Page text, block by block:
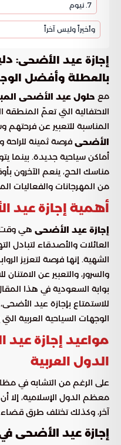
7. نيوم
وأخيراً وليس آخراً
إجازة عيد الأضحى:
بالعطلة وأفضل
مع حلول عيد الأضحى
الاحتفالية التي تعمّ
المناسبة للتعبير عن فرحتهم
الأضحى فرصة ثمينة للراحة
أماكن سياحية جديدة. بينما
مناسك الحج، ينعم الآخرون
من المهرجانات والفعاليات
أهمية إجازة عيد
إجازة عيد الأضحى هي وقت
العائلات والأصدقاء لتبادل
الشهية. إنها فرصة لتعزيز
والسرور، والتعبير عن
بوابة السعودية في هذا
للاستمتاع بإجازة عيد
الوجهات السياحية العربية
مواعيد إجازة
الدول العربية
على الرغم من التشابه في
معظم الدول الإسلامية، إلا
آخر، وكذلك تختلف طرق
إجازة عيد الأضحى